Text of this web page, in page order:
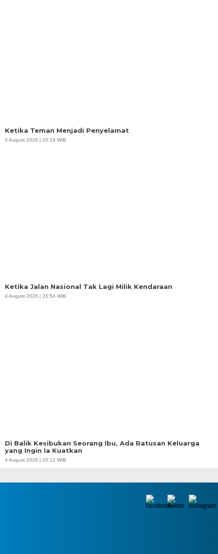
Ketika Teman Menjadi Penyelamat
5 August 2026 | 20:19 WIB
Ketika Jalan Nasional Tak Lagi Milik Kendaraan
4 August 2026 | 23:54 WIB
Di Balik Kesibukan Seorang Ibu, Ada Ratusan Keluarga
yang Ingin Ia Kuatkan
4 August 2026 | 20:12 WIB